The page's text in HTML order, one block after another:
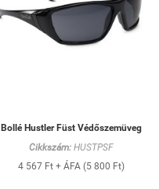
Bollé Hustler Füst Védőszemüveg
Cikkszám: HUSTPSF
4 567 Ft + ÁFA (5 800 Ft)